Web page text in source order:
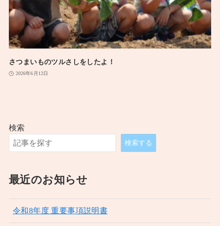
さつまいものツルさしをしたよ！
2026年6月12日
検索
検索する
最近のお知らせ
令和8年度 重要事項説明書